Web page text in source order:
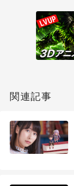
関連記事